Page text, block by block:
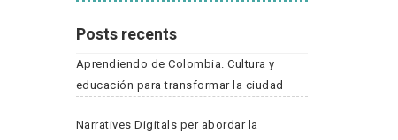
Posts recents
Aprendiendo de Colombia. Cultura y
educación para transformar la ciudad
Narratives Digitals per abordar la